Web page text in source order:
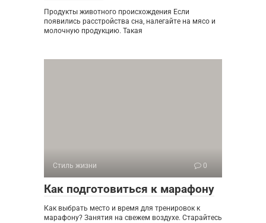
Продукты животного происхождения Если
появились расстройства сна, налегайте на мясо и
молочную продукцию. Такая
Стиль жизни 0
Как подготовиться к марафону
Как выбрать место и время для тренировок к
марафону? Занятия на свежем воздухе. Старайтесь